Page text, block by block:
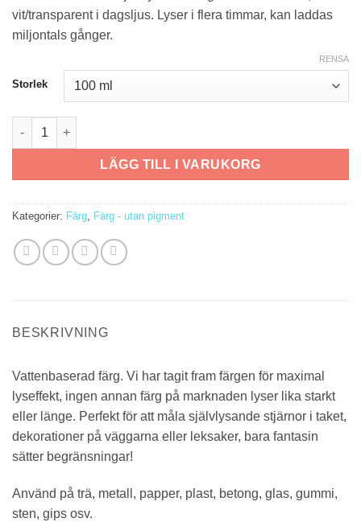
999 kr
vit/transparent i dagsljus. Lyser i flera timmar, kan laddas
miljontals gånger.
Storlek
RENSA
Aqua färg - utan pigment mängd
LÄGG TILL I VARUKORG
Kategorier: Färg Färg - utan pigment
BESKRIVNING
Vattenbaserad färg. Vi har tagit fram färgen för maximal
lyseffekt, ingen annan färg på marknaden lyser lika starkt
eller länge. Perfekt för att måla självlysande stjärnor i taket,
dekorationer på väggarna eller leksaker, bara fantasin
sätter begränsningar!
Använd på trä, metall, papper, plast, betong, glas, gummi,
sten, gips osv.